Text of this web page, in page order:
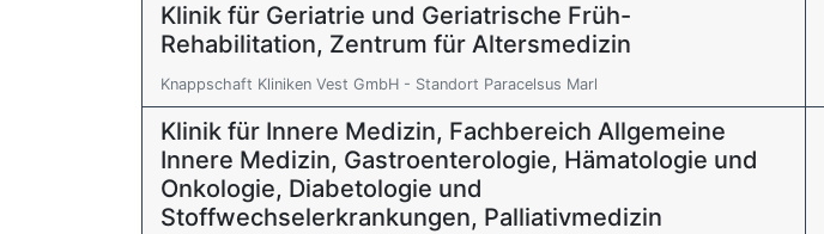
Klinik für Geriatrie und Geriatrische Früh-
Rehabilitation, Zentrum für Altersmedizin
Knappschaft Kliniken Vest GmbH - Standort Paracelsus Marl
Klinik für Innere Medizin, Fachbereich Allgemeine
Innere Medizin, Gastroenterologie, Hämatologie und
Onkologie, Diabetologie und
Stoffwechselerkrankungen, Palliativmedizin